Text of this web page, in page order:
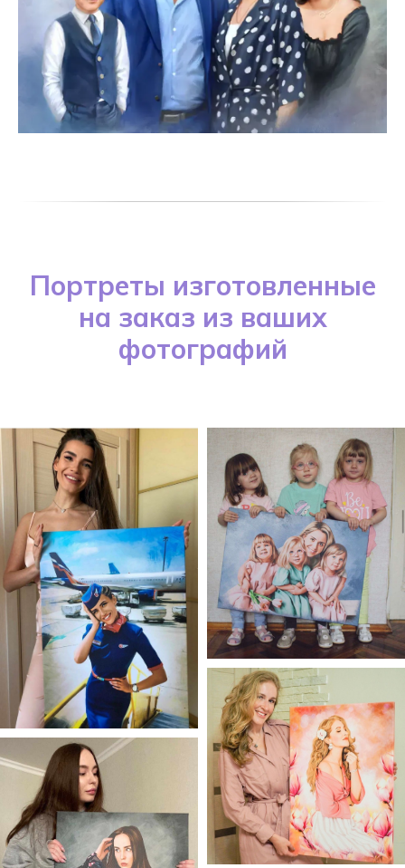
Портреты изготовленные
на заказ из ваших
фотографий